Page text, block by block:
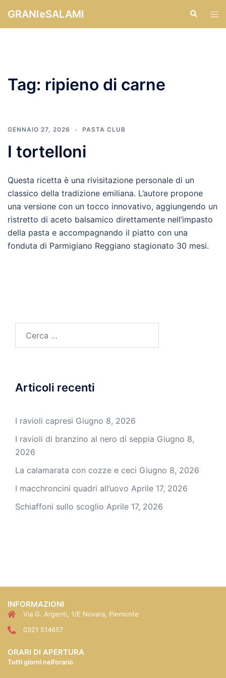
GRANIeSALAMI Cerca
Tag: ripieno di carne
GENNAIO 27, 2026 PASTA CLUB
I tortelloni
Questa ricetta è una rivisitazione personale di un
classico della tradizione emiliana. L’autore propone
una versione con un tocco innovativo, aggiungendo un
ristretto di aceto balsamico direttamente nell’impasto
della pasta e accompagnando il piatto con una
fonduta di Parmigiano Reggiano stagionato 30 mesi.
Articoli recenti
I ravioli capresi Giugno 8, 2026
I ravioli di branzino al nero di seppia Giugno 8,
2026
La calamarata con cozze e ceci Giugno 8, 2026
I macchroncini quadri all’uovo Aprile 17, 2026
Schiaffoni sullo scoglio Aprile 17, 2026
INFORMAZIONI
Via G. Argenti, 1/E Novara, Piemonte
0321 514657
ORARI DI APERTURA
Tutti giorni nell’orario